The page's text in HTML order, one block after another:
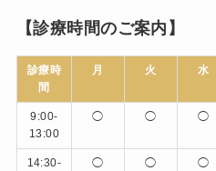
【診療時間のご案内】
診療時
間
月 火 水
9:00-
13:00
◯ ◯ ◯
14:30-
◯ ◯ ◯